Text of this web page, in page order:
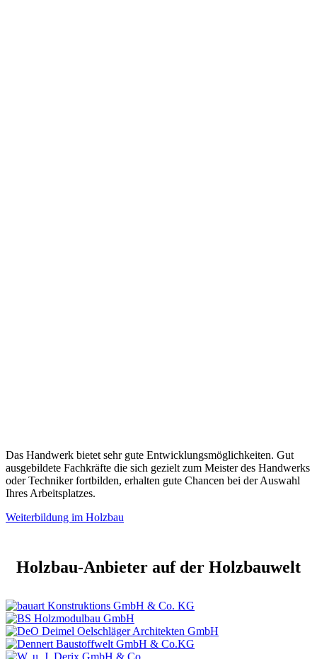
Das Handwerk bietet sehr gute Entwicklungsmöglichkeiten. Gut
ausgebildete Fachkräfte die sich gezielt zum Meister des Handwerks
oder Techniker fortbilden, erhalten gute Chancen bei der Auswahl
Ihres Arbeitsplatzes.
Weiterbildung im Holzbau
Holzbau-Anbieter auf der Holzbauwelt